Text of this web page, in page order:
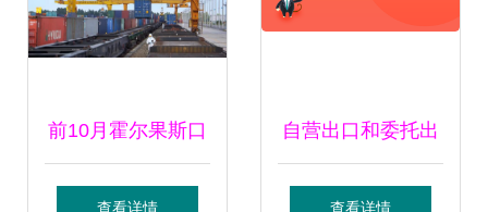
前10月霍尔果斯口
岸领跑新疆 货运量
查看详情
自营出口和委托出
口的区别
查看详情